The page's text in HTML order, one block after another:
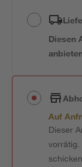
Diesen
Auf
Dieser
vorrätig.